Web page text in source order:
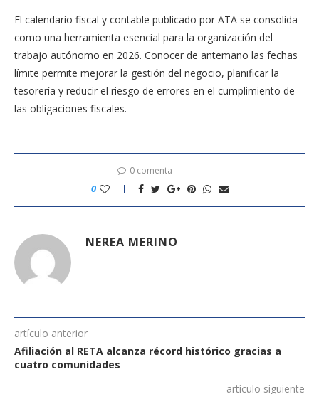
El calendario fiscal y contable publicado por ATA se consolida
como una herramienta esencial para la organización del
trabajo autónomo en 2026. Conocer de antemano las fechas
límite permite mejorar la gestión del negocio, planificar la
tesorería y reducir el riesgo de errores en el cumplimiento de
las obligaciones fiscales.
0 comenta
0
NEREA MERINO
artículo anterior
Afiliación al RETA alcanza récord histórico gracias a
cuatro comunidades
artículo siguiente